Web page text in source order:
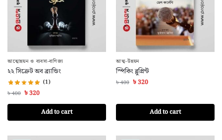
আত্মোন্নয়ন ও ব্যবসা-বাণিজ্য
২২ সিক্রেট অব ব্র্যান্ডিং
(1)
৳400 ৳320
Add to cart
আত্ম-উন্নয়ন
স্পিকিং ব্লুপ্রিন্ট
৳400 ৳320
Add to cart